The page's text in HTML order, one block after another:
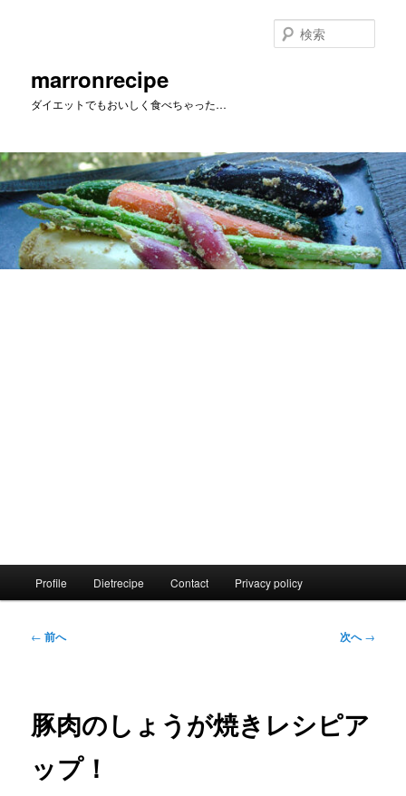
へ
移
動
marronrecipe
ダイエットでもおいしく食べちゃった…
索
Profile Dietrecipe Contact Privacy policy
投
ゲ
ー
ョ
ン
← 前へ 次へ→
豚肉のしょうが焼きレシピア
ップ！